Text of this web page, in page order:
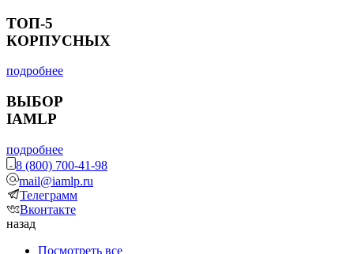
ТОП-5
КОРПУСНЫХ
подробнее
ВЫБОР
IAMLP
подробнее
8 (800) 700-41-98
mail@iamlp.ru
Телеграмм
Вконтакте
назад
Посмотреть все